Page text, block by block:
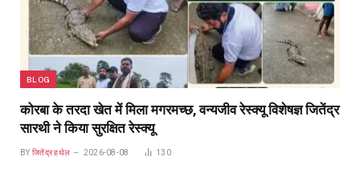
BLOG
कोरबा के तरदा खेत में मिला मगरमच्छ, वन्यजीव रेस्क्यू विशेषज्ञ जितेंद्र
सारथी ने किया सुरक्षित रेस्क्यू
BY जितेंद्र हथेल 2026-08-08 130